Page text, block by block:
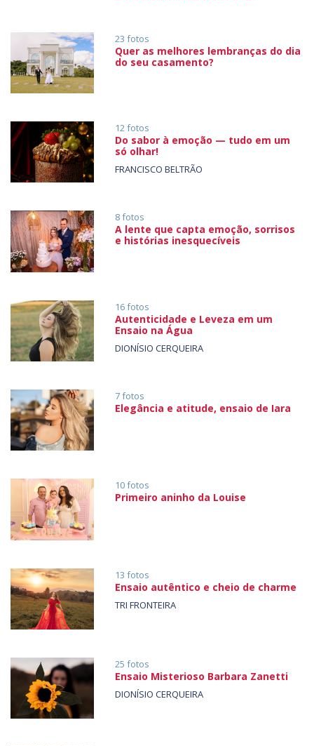
23 fotos
Quer as melhores lembranças do dia
do seu casamento?
12 fotos
Do sabor à emoção — tudo em um
só olhar!
FRANCISCO BELTRÃO
8 fotos
A lente que capta emoção, sorrisos
e histórias inesquecíveis
16 fotos
Autenticidade e Leveza em um
Ensaio na Água
DIONÍSIO CERQUEIRA
7 fotos
Elegância e atitude, ensaio de Iara
10 fotos
Primeiro aninho da Louise
13 fotos
Ensaio autêntico e cheio de charme
TRI FRONTEIRA
25 fotos
Ensaio Misterioso Barbara Zanetti
DIONÍSIO CERQUEIRA